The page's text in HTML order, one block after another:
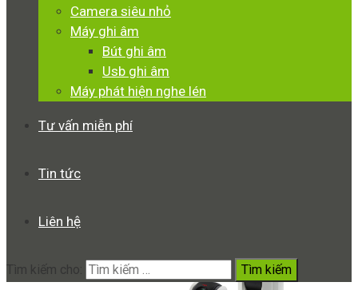
Camera siêu nhỏ
Máy ghi âm
Bút ghi âm
Usb ghi âm
Máy phát hiện nghe lén
Tư vấn miễn phí
Tin tức
Liên hệ
Tìm kiếm cho: